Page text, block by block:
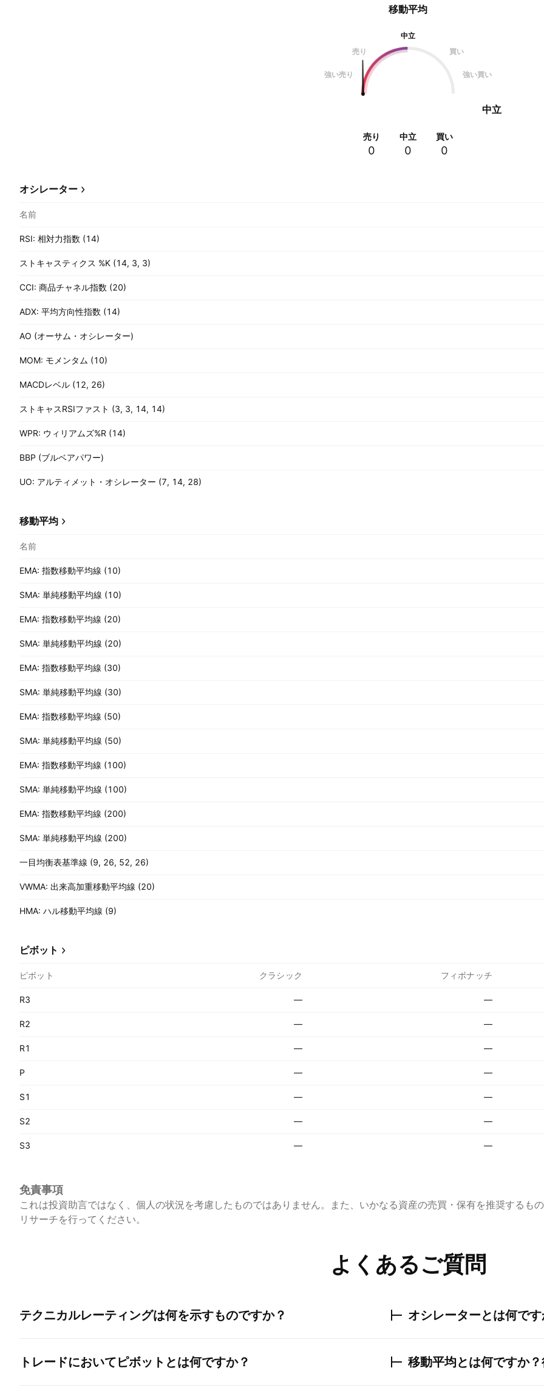
移動平均
中立
売り
買い
強い売り 強い買い
中立
売り
0
中立
0
買い
0
オシレーター
名前
RSI: 相対力指数 (14)
ストキャスティクス %K (14, 3, 3)
CCI: 商品チャネル指数 (20)
ADX: 平均方向性指数 (14)
AO (オーサム・オシレーター)
MOM: モメンタム (10)
MACDレベル (12, 26)
ストキャスRSIファスト (3, 3, 14, 14)
WPR: ウィリアムズ%R (14)
BBP (ブルベアパワー)
UO: アルティメット・オシレーター (7, 14, 28)
移動平均
名前
EMA: 指数移動平均線 (10)
SMA: 単純移動平均線 (10)
EMA: 指数移動平均線 (20)
SMA: 単純移動平均線 (20)
EMA: 指数移動平均線 (30)
SMA: 単純移動平均線 (30)
EMA: 指数移動平均線 (50)
SMA: 単純移動平均線 (50)
EMA: 指数移動平均線 (100)
SMA: 単純移動平均線 (100)
EMA: 指数移動平均線 (200)
SMA: 単純移動平均線 (200)
一目均衡表基準線 (9, 26, 52, 26)
VWMA: 出来高加重移動平均線 (20)
HMA: ハル移動平均線 (9)
ピボット
ピボット クラシック フィボナッチ
R3 — —
R2 — —
R1 — —
P — —
S1 — —
S2 — —
S3 — —
免責事項
これは投資助言ではなく、個人の状況を考慮したものではありません。また、いかなる資産の売買・保有を推奨するもの
リサーチを行ってください。
よくあるご質問
テクニカルレーティングは何を示すものですか？
トレードにおいてピボットとは何ですか？
オシレーターとは何で
移動平均とは何ですか